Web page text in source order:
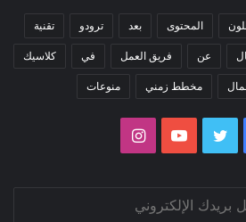
المحتوى بعد ترودو تقنية
عن فريق العمل في كلاسيك
مخطط زمني منوعات
تويتر يوتيوبانستقرام